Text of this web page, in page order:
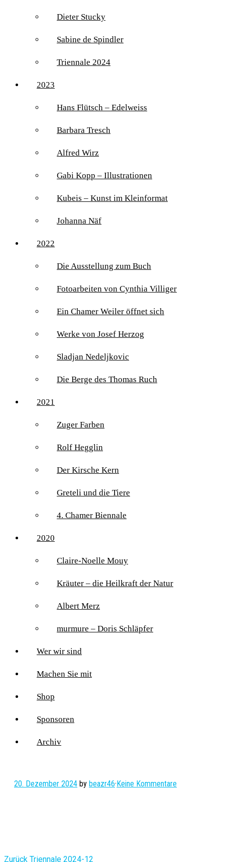
Dieter Stucky
Sabine de Spindler
Triennale 2024
2023
Hans Flütsch – Edelweiss
Barbara Tresch
Alfred Wirz
Gabi Kopp – Illustrationen
Kubeis – Kunst im Kleinformat
Johanna Näf
2022
Die Ausstellung zum Buch
Fotoarbeiten von Cynthia Villiger
Ein Chamer Weiler öffnet sich
Werke von Josef Herzog
Sladjan Nedeljkovic
Die Berge des Thomas Ruch
2021
Zuger Farben
Rolf Hegglin
Der Kirsche Kern
Greteli und die Tiere
4. Chamer Biennale
2020
Claire-Noelle Mouy
Kräuter – die Heilkraft der Natur
Albert Merz
murmure – Doris Schläpfer
Wer wir sind
Machen Sie mit
Shop
Sponsoren
Archiv
20. Dezember 2024 by beazr46· Keine Kommentare
Zurück Vorheriger
Triennale 2024-12